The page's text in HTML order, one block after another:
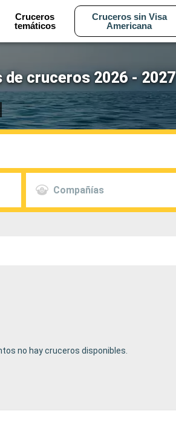
Cruceros
temáticos
Cruceros sin Visa
Americana
cruceros 2026 - 2027
Compañías
no hay cruceros disponibles.